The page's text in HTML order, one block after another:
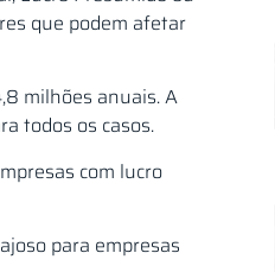
que podem afetar
milhões anuais. A
todos os casos.
com lucro
para empresas